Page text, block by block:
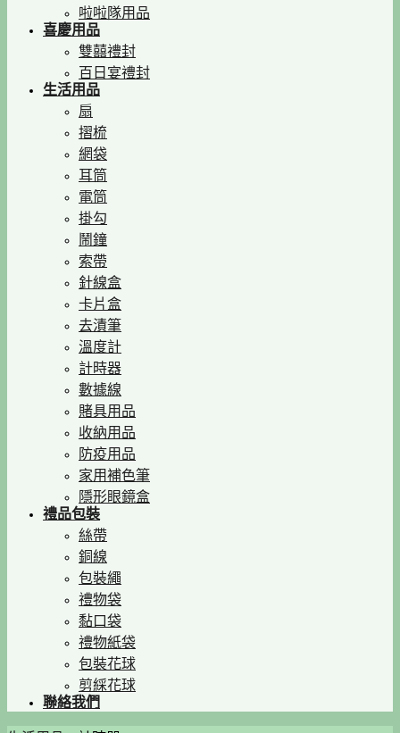
啦啦隊用品
喜慶用品
雙囍禮封
百日宴禮封
生活用品
扇
摺梳
網袋
耳筒
電筒
掛勾
鬧鐘
索帶
針線盒
卡片盒
去漬筆
溫度計
計時器
數據線
賭具用品
收納用品
防疫用品
家用補色筆
隱形眼鏡盒
禮品包裝
絲帶
銅線
包裝繩
禮物袋
黏口袋
禮物紙袋
包裝花球
剪綵花球
聯絡我們